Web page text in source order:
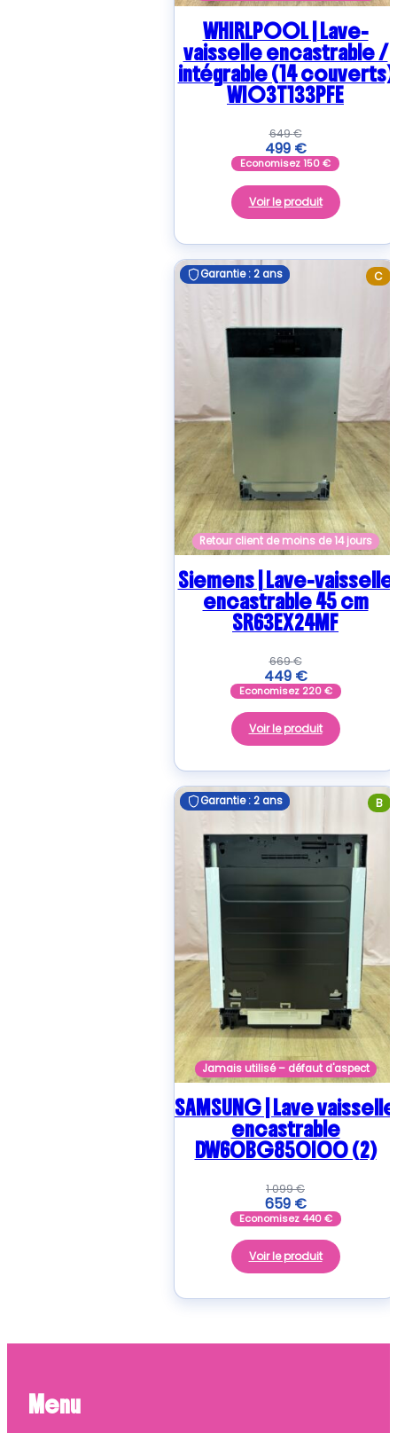
WHIRLPOOL | Lave-
vaisselle encastrable /
intégrable (14 couverts)
WIO3T133PFE
649€
499 €
Economisez150€
Voir le produit
C
Garantie : 2 ans
Retour client de moins de 14 jours
Garantie : 2 ans
Siemens | Lave-vaisselle
encastrable 45 cm
SR63EX24MF
669€
449 €
Economisez 220€
Voir le produit
B
Garantie : 2 ans
Jamais utilisé – défaut d'aspect
Garantie : 2 ans
SAMSUNG | Lave vaisselle
encastrable
DW60BG850I00 (2)
1 099€
659 €
Economisez 440€
Voir le produit
Menu